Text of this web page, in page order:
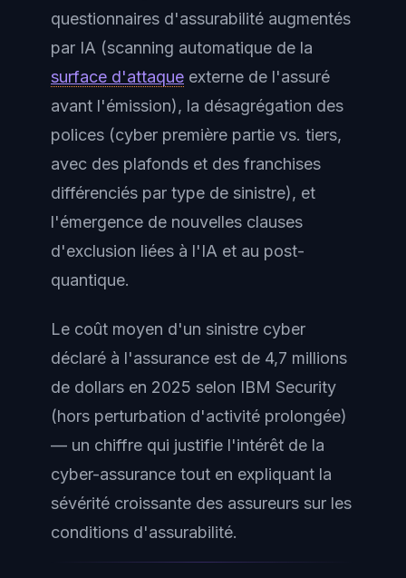
questionnaires d'assurabilité augmentés
par IA (scanning automatique de la
surface d'attaque externe de l'assuré
avant l'émission), la désagrégation des
polices (cyber première partie vs. tiers,
avec des plafonds et des franchises
différenciés par type de sinistre), et
l'émergence de nouvelles clauses
d'exclusion liées à l'IA et au post-
quantique.
Le coût moyen d'un sinistre cyber
déclaré à l'assurance est de 4,7 millions
de dollars en 2025 selon IBM Security
(hors perturbation d'activité prolongée)
— un chiffre qui justifie l'intérêt de la
cyber-assurance tout en expliquant la
sévérité croissante des assureurs sur les
conditions d'assurabilité.